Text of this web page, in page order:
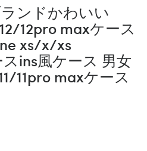
ンドかわいい
12pro maxケース
xs/x/xs
ins風ケース 男女
11pro maxケース